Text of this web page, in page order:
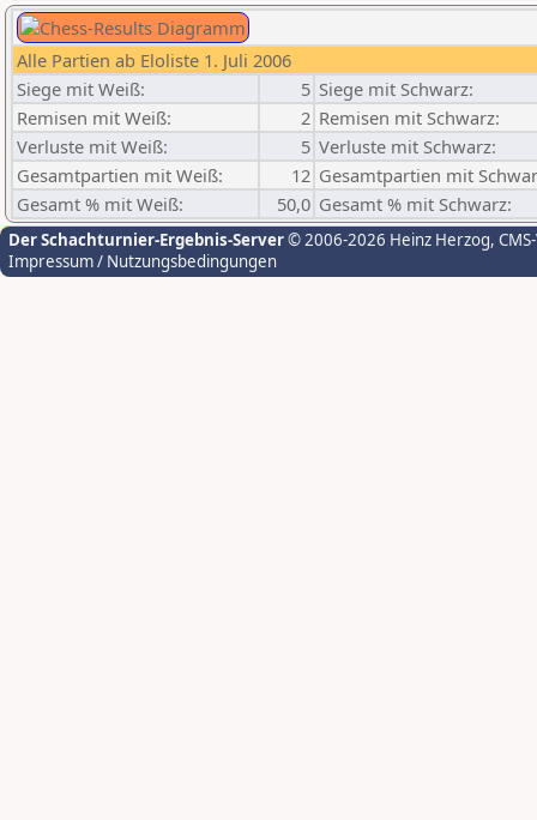
Alle Partien ab Eloliste 1. Juli 2006
Siege mit Weiß:
5 Siege mit Schwarz:
Remisen mit Weiß:
2 Remisen mit Schwarz:
Verluste mit Weiß:
5 Verluste mit Schwarz:
Gesamtpartien mit Weiß:
12 Gesamtpartien mit
Gesamt % mit Weiß:
50,0 Gesamt % mit Schwarz:
Der Schachturnier-Ergebnis-Server© 2006-2026 Heinz Herzog,
Impressum / Nutzungsbedingungen